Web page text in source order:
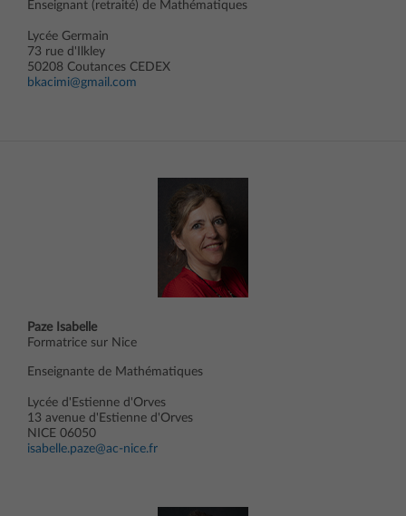
Enseignant (retraité) de Mathématiques
Lycée Germain
73 rue d'Ilkley
50208 Coutances CEDEX
bkacimi@gmail.com
Paze Isabelle
Formatrice sur Nice
Enseignante de Mathématiques
Lycée d'Estienne d'Orves
13 avenue d'Estienne d'Orves
NICE 06050
isabelle.paze@ac-nice.fr